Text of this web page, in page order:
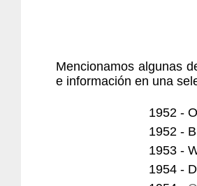
Mencionamos algunas
e información en una
1952 -
1952 -
1953 -
1954 -